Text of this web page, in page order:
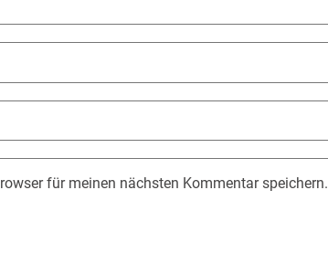
für meinen nächsten Kommentar speichern.